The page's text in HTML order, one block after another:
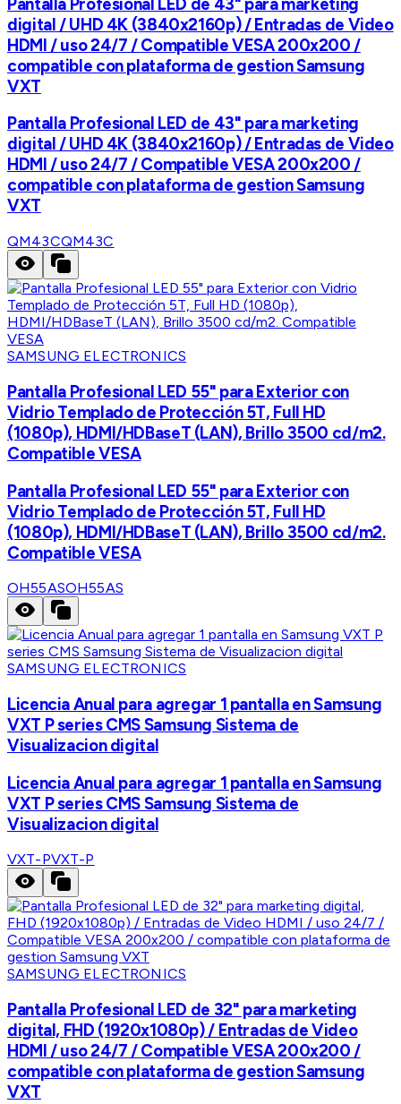
digital / UHD 4K (3840x2160p) / Entradas de Video
HDMI / uso 24/7 / Compatible VESA 200x200 /
compatible con plataforma de gestion Samsung
VXT
Pantalla Profesional LED de 43" para marketing
digital / UHD 4K (3840x2160p) / Entradas de Video
HDMI / uso 24/7 / Compatible VESA 200x200 /
compatible con plataforma de gestion Samsung
VXT
QM43CQM43C
SAMSUNG ELECTRONICS
Pantalla Profesional LED 55" para Exterior con
Vidrio Templado de Protección 5T, Full HD
(1080p), HDMI/HDBaseT (LAN), Brillo 3500 cd/m2.
Compatible VESA
Pantalla Profesional LED 55" para Exterior con
Vidrio Templado de Protección 5T, Full HD
(1080p), HDMI/HDBaseT (LAN), Brillo 3500 cd/m2.
Compatible VESA
OH55ASOH55AS
SAMSUNG ELECTRONICS
Licencia Anual para agregar 1 pantalla en Samsung
VXT P series CMS Samsung Sistema de
Visualizacion digital
Licencia Anual para agregar 1 pantalla en Samsung
VXT P series CMS Samsung Sistema de
Visualizacion digital
VXT-PVXT-P
SAMSUNG ELECTRONICS
Pantalla Profesional LED de 32" para marketing
digital, FHD (1920x1080p) / Entradas de Video
HDMI / uso 24/7 / Compatible VESA 200x200 /
compatible con plataforma de gestion Samsung
VXT